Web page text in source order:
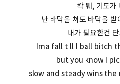
칵 퉤, 기도가
난 바닥을 쳐도 바닥을
내가 필요한건
Ima fall till I ball bitch
but you know I
slow and steady wins the